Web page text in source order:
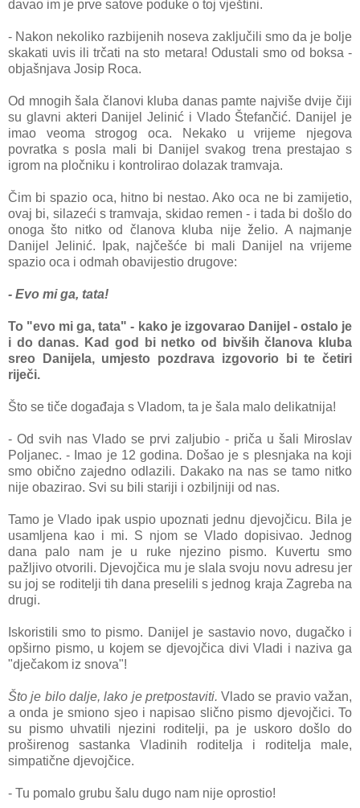
davao im je prve satove poduke o toj vještini.
- Nakon nekoliko razbijenih noseva zaključili smo da je bolje
skakati uvis ili trčati na sto metara! Odustali smo od boksa -
objašnjava Josip Roca.
Od mnogih šala članovi kluba danas pamte najviše dvije čiji
su glavni akteri Danijel Jelinić i Vlado Štefančić. Danijel je
imao veoma strogog oca. Nekako u vrijeme njegova
povratka s posla mali bi Danijel svakog trena prestajao s
igrom na pločniku i kontrolirao dolazak tramvaja.
Čim bi spazio oca, hitno bi nestao. Ako oca ne bi zamijetio,
ovaj bi, silazeći s tramvaja, skidao remen - i tada bi došlo do
onoga što nitko od članova kluba nije želio. A najmanje
Danijel Jelinić. Ipak, najčešće bi mali Danijel na vrijeme
spazio oca i odmah obavijestio drugove:
- Evo mi ga, tata!
To "evo mi ga, tata" - kako je izgovarao Danijel - ostalo je
i do danas. Kad god bi netko od bivših članova kluba
sreo Danijela, umjesto pozdrava izgovorio bi te četiri
riječi.
Što se tiče događaja s Vladom, ta je šala malo delikatnija!
- Od svih nas Vlado se prvi zaljubio - priča u šali Miroslav
Poljanec. - Imao je 12 godina. Došao je s plesnjaka na koji
smo obično zajedno odlazili. Dakako na nas se tamo nitko
nije obazirao. Svi su bili stariji i ozbiljniji od nas.
Tamo je Vlado ipak uspio upoznati jednu djevojčicu. Bila je
usamljena kao i mi. S njom se Vlado dopisivao. Jednog
dana palo nam je u ruke njezino pismo. Kuvertu smo
pažljivo otvorili. Djevojčica mu je slala svoju novu adresu jer
su joj se roditelji tih dana preselili s jednog kraja Zagreba na
drugi.
Iskoristili smo to pismo. Danijel je sastavio novo, dugačko i
opširno pismo, u kojem se djevojčica divi Vladi i naziva ga
"dječakom iz snova"!
Što je bilo dalje, lako je pretpostaviti.Vlado se pravio važan,
a onda je smiono sjeo i napisao slično pismo djevojčici. To
su pismo uhvatili njezini roditelji, pa je uskoro došlo do
proširenog sastanka Vladinih roditelja i roditelja male,
simpatične djevojčice.
- Tu pomalo grubu šalu dugo nam nije oprostio!